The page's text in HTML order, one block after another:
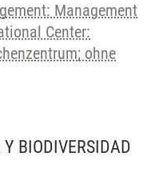
Management
Center:
ohne
BIODIVERSIDAD